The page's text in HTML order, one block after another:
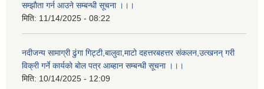
सम्झाैता गर्न आउने सम्बन्धी सूचना ।।।
मिति: 11/14/2025 - 08:22
नदीजन्य सामाग्री ढुंगा गिट्टी,बालुवा,माटो दहत्तरबहत्तर संकलन,उत्खनन् गरी
विक्री गर्ने कार्यकाे बोल पत्र आब्हान सम्बन्धी सूचना ।।।
मिति: 10/14/2025 - 12:09